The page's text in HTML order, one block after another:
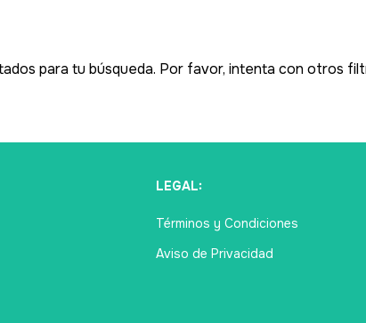
para tu búsqueda. Por favor, intenta con otros
LEGAL:
Términos y Condiciones
Aviso de Privacidad